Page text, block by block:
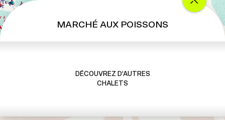
MARCHÉ AUX POISSONS
DÉCOUVREZ D’AUTRES
CHALETS